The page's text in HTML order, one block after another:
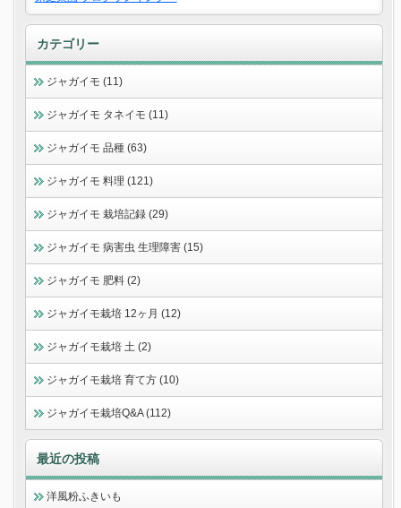
カテゴリー
ジャガイモ (11)
ジャガイモ タネイモ (11)
ジャガイモ 品種 (63)
ジャガイモ 料理 (121)
ジャガイモ 栽培記録 (29)
ジャガイモ 病害虫 生理障害 (15)
ジャガイモ 肥料 (2)
ジャガイモ栽培 12ヶ月 (12)
ジャガイモ栽培 土 (2)
ジャガイモ栽培 育て方 (10)
ジャガイモ栽培Q&A (112)
最近の投稿
洋風粉ふきいも